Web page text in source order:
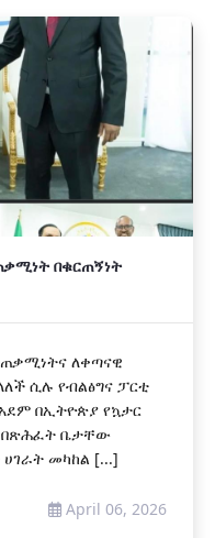
በቁርጠኝነት
ለቀጣናዊ
ሲሉ የብልፅግና ፓርቲ
በኢትዮጵያ የኳታር
በጽሕፈት ቤታቸው
መካከል [...]
April 06, 2026